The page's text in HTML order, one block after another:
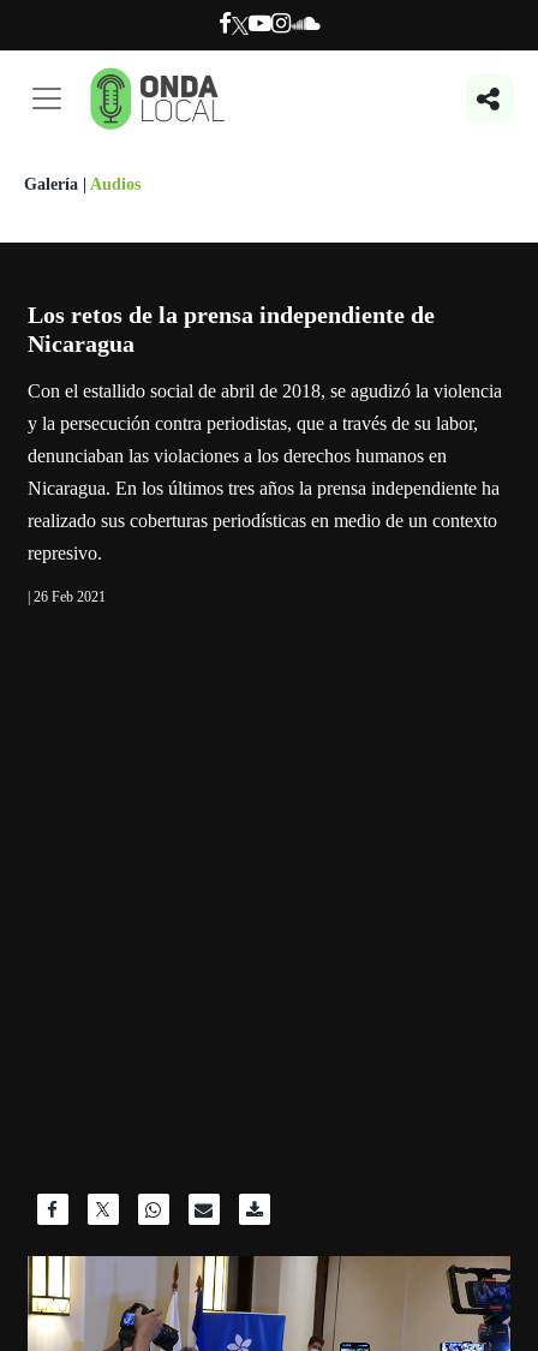
Galería Audios
Los retos de la prensa independiente de
Nicaragua
Con el estallido social de abril de 2018, se agudizó la violencia
y la persecución contra periodistas, que a través de su labor,
denunciaban las violaciones a los derechos humanos en
Nicaragua. En los últimos tres años la prensa independiente ha
realizado sus coberturas periodísticas en medio de un contexto
represivo.
| 26 Feb 2021